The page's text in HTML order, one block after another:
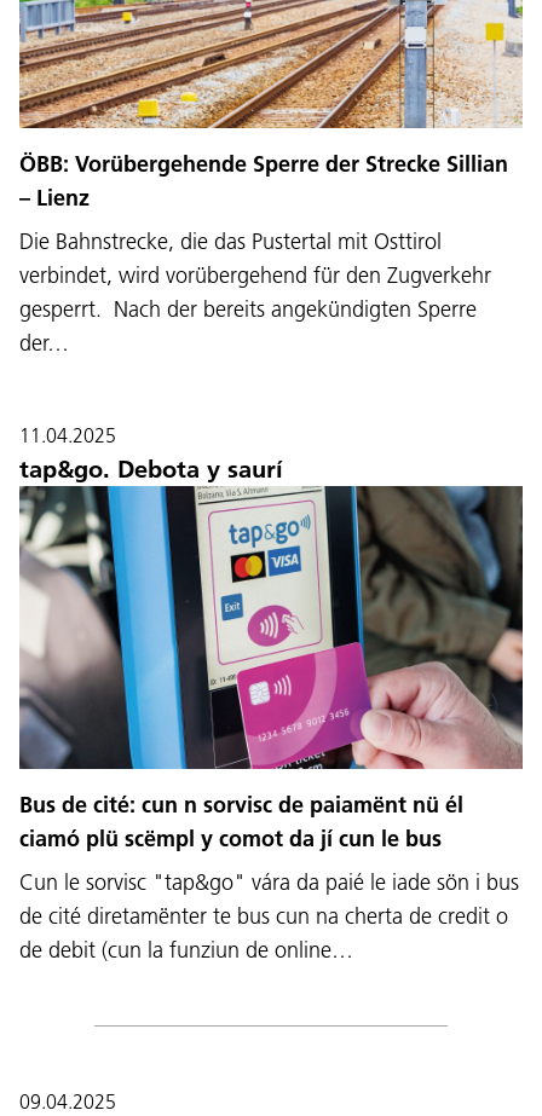
ÖBB: Vorübergehende Sperre der Strecke Sillian
– Lienz
Die Bahnstrecke, die das Pustertal mit Osttirol
verbindet, wird vorübergehend für den Zugverkehr
gesperrt. Nach der bereits angekündigten Sperre
der…
11.04.2025
tap&go. Debota y saurí
Bus de cité: cun n sorvisc de paiamënt nü él
ciamó plü scëmpl y comot da jí cun le bus
Cun le sorvisc "tap&go" vára da paié le iade sön i bus
de cité diretamënter te bus cun na cherta de credit o
de debit (cun la funziun de online…
09.04.2025